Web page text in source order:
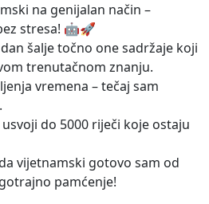
na genijalan način –
stresa! 🤖🚀
šalje točno one sadržaje koji
trenutačnom znanju.
vremena – tečaj sam
do 5000 riječi koje ostaju
vijetnamski gotovo sam od
pamćenje!